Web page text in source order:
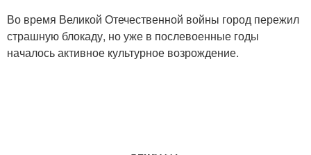
Во время Великой Отечественной войны город пережил
страшную блокаду, но уже в послевоенные годы
началось активное культурное возрождение.